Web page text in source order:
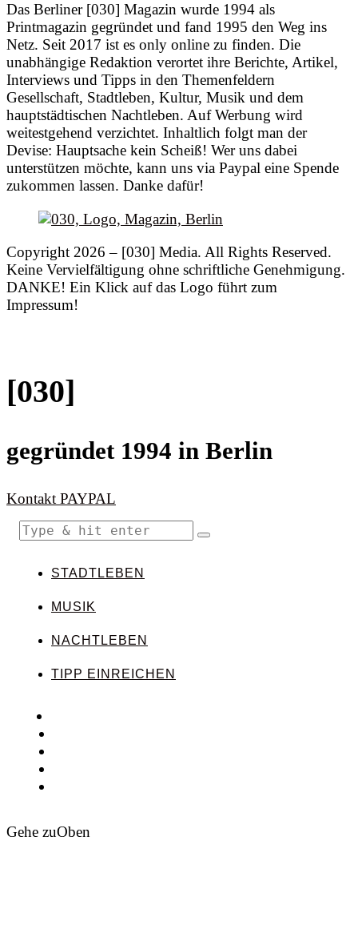
Das Berliner [030] Magazin wurde 1994 als
Printmagazin gegründet und fand 1995 den Weg ins
Netz. Seit 2017 ist es only online zu finden. Die
unabhängige Redaktion verortet ihre Berichte, Artikel,
Interviews und Tipps in den Themenfeldern
Gesellschaft, Stadtleben, Kultur, Musik und dem
hauptstädtischen Nachtleben. Auf Werbung wird
weitestgehend verzichtet. Inhaltlich folgt man der
Devise: Hauptsache kein Scheiß! Wer uns dabei
unterstützen möchte, kann uns via Paypal eine Spende
zukommen lassen. Danke dafür!
Copyright 2026 – [030] Media. All Rights Reserved.
Keine Vervielfältigung ohne schriftliche Genehmigung.
DANKE! Ein Klick auf das Logo führt zum
Impressum!
[030]
gegründet 1994 in Berlin
Kontakt PAYPAL
STADTLEBEN
MUSIK
NACHTLEBEN
TIPP EINREICHEN
Gehe zuOben